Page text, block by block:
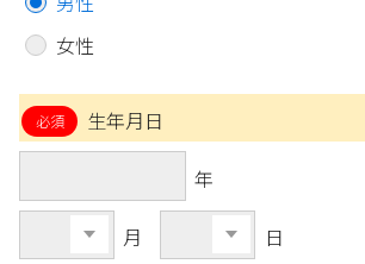
女性
生年月日
年
月 日